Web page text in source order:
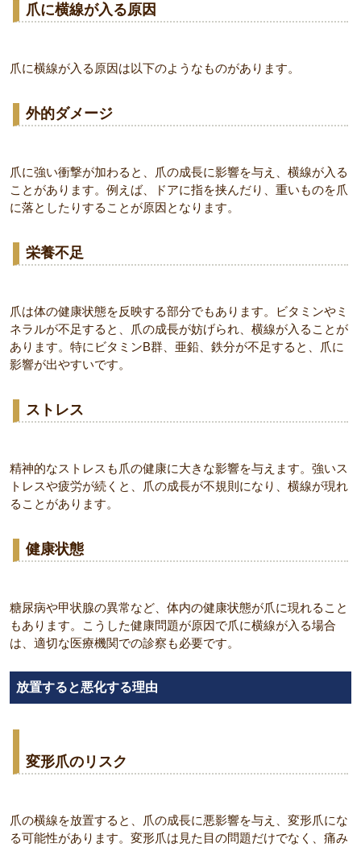
爪に横線が入る原因
爪に横線が入る原因は以下のようなものがあります。
外的ダメージ
爪に強い衝撃が加わると、爪の成長に影響を与え、横線が入る
ことがあります。例えば、ドアに指を挟んだり、重いものを爪
に落としたりすることが原因となります。
栄養不足
爪は体の健康状態を反映する部分でもあります。ビタミンやミ
ネラルが不足すると、爪の成長が妨げられ、横線が入ることが
あります。特にビタミンB群、亜鉛、鉄分が不足すると、爪に
影響が出やすいです。
ストレス
精神的なストレスも爪の健康に大きな影響を与えます。強いス
トレスや疲労が続くと、爪の成長が不規則になり、横線が現れ
ることがあります。
健康状態
糖尿病や甲状腺の異常など、体内の健康状態が爪に現れること
もあります。こうした健康問題が原因で爪に横線が入る場合
は、適切な医療機関での診察も必要です。
放置すると悪化する理由
変形爪のリスク
爪の横線を放置すると、爪の成長に悪影響を与え、変形爪にな
る可能性があります。変形爪は見た目の問題だけでなく、痛み